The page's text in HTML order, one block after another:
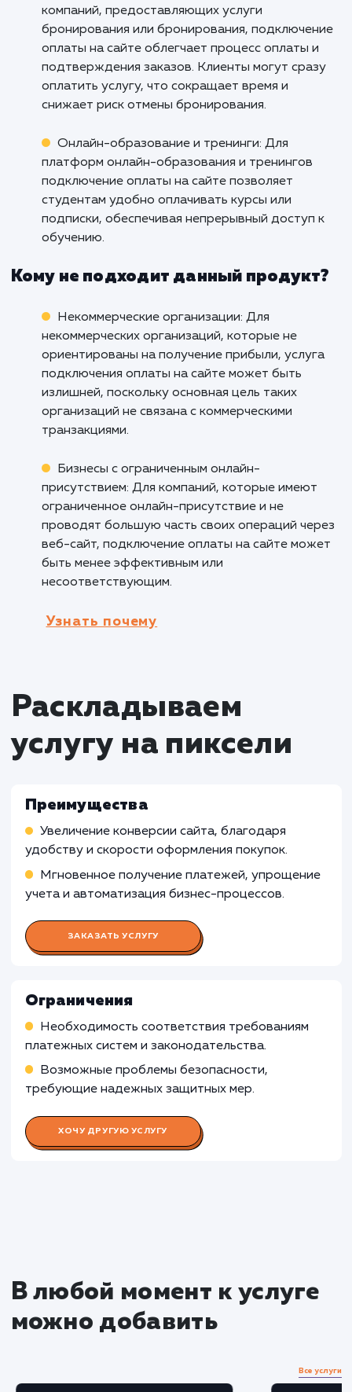
упустите возможность стать лидером в
области - начните принимать онлайн-
Кому подходит данный продукт?
Интернет-магазины: Услуга подключения
оплаты на сайте идеально подходит для
интернет-магазинов, позволяя им принимать
онлайн-платежи от клиентов. Это упрощает
процесс покупки, увеличивает удобство для
компаний, предоставляющих услуги
бронирования или бронирования,
оплаты на сайте облегчает процесс оплаты
подтверждения заказов. Клиенты могут
оплатить услугу, что сокращает время и
снижает риск отмены бронирования.
Онлайн-образование и тренинги: Для
платформ онлайн-образования и тренингов
подключение оплаты на сайте позволяет
студентам удобно оплачивать курсы или
подписки, обеспечивая непрерывный доступ
обучению.
Кому не подходит данный
ориентированы на получение прибыли,
излишней, поскольку основная цель таких
Бизнесы с ограниченным онлайн-
присутствием: Для компаний, которые имеют
ограниченное онлайн-присутствие и не
проводят большую часть своих операций
веб-сайт, подключение оплаты на сайте
быть менее эффективным или
Узнать почему
Раскладываем
услугу на пиксели
Мгновенное получение платежей,
учета и автоматизация бизнес-процессов.